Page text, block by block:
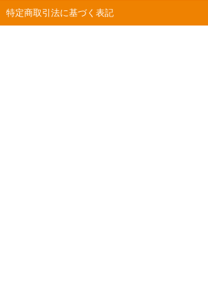
特定商取引法に基づく表記